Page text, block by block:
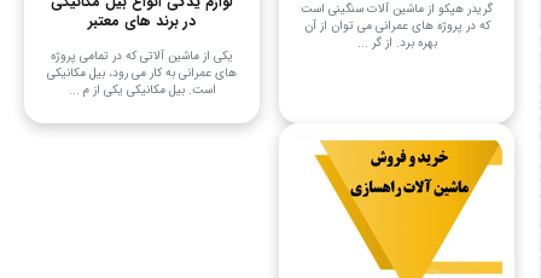
گریدر هپکو از ماشین آلات سنگینی است
که در پروژه‌ های عمرانی می‌ توان از آن
بهره برد. از گر ...
در برند های معتبر
یکی از ماشین آلاتی که در تمامی پروژه
های عمرانی به کار می رود، بیل مکانیکی
است. بیل مکانیکی یکی از م ...